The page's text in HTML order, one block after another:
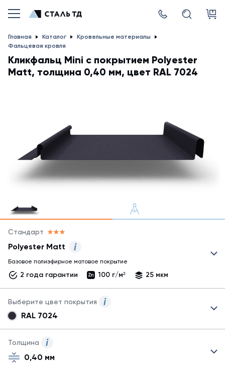
Главная Каталог
Кровельные материалы
Фальцевая кровля
Кликфальц Mini с покрытием Polyester
Matt, толщина 0,40 мм, цвет RAL 7024
Стандарт
Polyester Matt
Могут
быть
все
Базовое полиэфирное матовое покрытие
2 года гарантии 100 г/м² 25 мкм
Выберите цвет покрытия
быть
RAL 7024
Толщина
0,40 мм